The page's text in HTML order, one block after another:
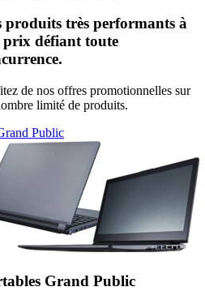
produits très performants à
prix défiant toute
de nos offres promotionnelles sur
limité de produits.
Public
Grand Public